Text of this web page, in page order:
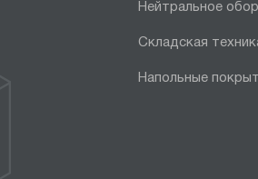
Нейтральное
Складская
Напольные